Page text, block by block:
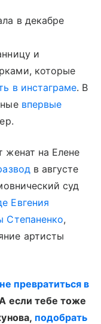
в декабре
и
которые
в инстаграме. В
впервые
женат на Елене
в августе
суд
Евгения
Степаненко,
артисты
превратиться в
если тебе тоже
подобрать